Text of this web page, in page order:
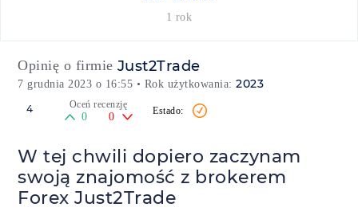
Opinię o firmie Just2Trade
7 grudnia 2023 o 16:55 • Rok użytkowania: 2023
4 Oceń recenzję
0 0
W tej chwili dopiero zaczynam
swoją znajomość z brokerem
Forex Just2Trade
1 rok